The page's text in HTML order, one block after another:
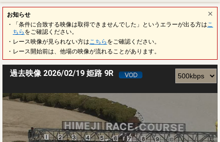
お知らせ
・「条件に合致する映像は取得できませんでした」というエラーが出る方は こ
ちら をご確認ください。
・レース映像が見られない方は こちら をご確認ください。
・レース開始前は、他場の映像が流れることがあります。
過去映像 2026/02/19 姫路 9R